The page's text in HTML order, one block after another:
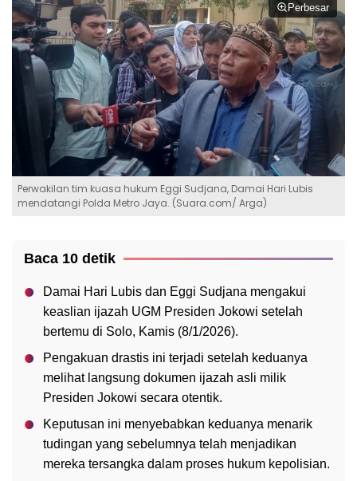
Perbesar
Perwakilan tim kuasa hukum Eggi Sudjana, Damai Hari Lubis
mendatangi Polda Metro Jaya. (Suara.com/ Arga)
Baca 10 detik
Damai Hari Lubis dan Eggi Sudjana mengakui
keaslian ijazah UGM Presiden Jokowi setelah
bertemu di Solo, Kamis (8/1/2026).
Pengakuan drastis ini terjadi setelah keduanya
melihat langsung dokumen ijazah asli milik
Presiden Jokowi secara otentik.
Keputusan ini menyebabkan keduanya menarik
tudingan yang sebelumnya telah menjadikan
mereka tersangka dalam proses hukum kepolisian.